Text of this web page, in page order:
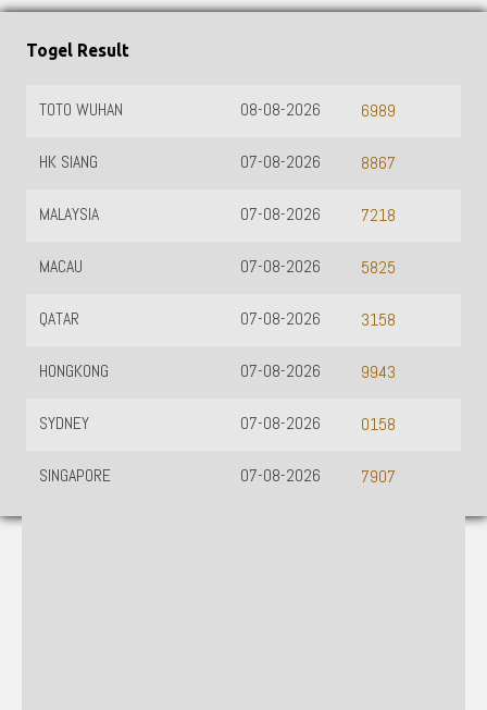
Togel Result
TOTO WUHAN 6989
08-08-2026
HK SIANG 8867
07-08-2026
MALAYSIA 7218
07-08-2026
MACAU 5825
07-08-2026
QATAR 3158
07-08-2026
HONGKONG 9943
07-08-2026
SYDNEY 0158
07-08-2026
SINGAPORE 7907
07-08-2026